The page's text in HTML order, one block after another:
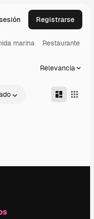
Registrarse
marina Restaurante
Relevancia